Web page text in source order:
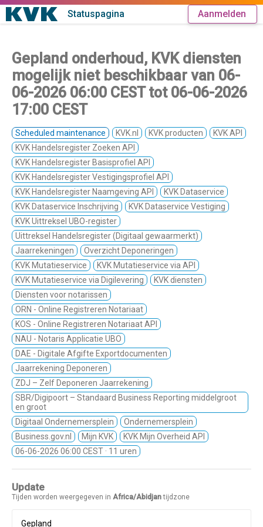
Statuspagina Aanmelden
Gepland onderhoud, KVK diensten
mogelijk niet beschikbaar van 06-
06-2026 06:00 CESTtot 06-06-2026
17:00 CEST
Scheduled maintenance KVK.nl KVK producten
KVK API
KVK Handelsregister Zoeken API
KVK Handelsregister Basisprofiel API
KVK Handelsregister Vestigingsprofiel API
KVK Handelsregister Naamgeving API
KVK Dataservice
KVK Dataservice Inschrijving
KVK Dataservice Vestiging
KVK Uittreksel UBO-register
Uittreksel Handelsregister (Digitaal gewaarmerkt)
Jaarrekeningen
Overzicht Deponeringen
KVK Mutatieservice
KVK Mutatieservice via API
KVK Mutatieservice via Digilevering
KVK diensten
Diensten voor notarissen
ORN - Online Registreren Notariaat
KOS - Online Registreren Notariaat API
NAU - Notaris Applicatie UBO
DAE - Digitale Afgifte Exportdocumenten
Jaarrekening Deponeren
ZDJ – Zelf Deponeren Jaarrekening
SBR/Digipoort – Standaard Business Reporting middelgroot
en groot
Digitaal Ondernemersplein
Ondernemersplein
Business.gov.nl
Mijn KVK
KVK Mijn Overheid API
06-06-2026 06:00 CEST · 11 uren
Update
Tijden worden weergegeven in Africa/Abidjantijdzone
Gepland